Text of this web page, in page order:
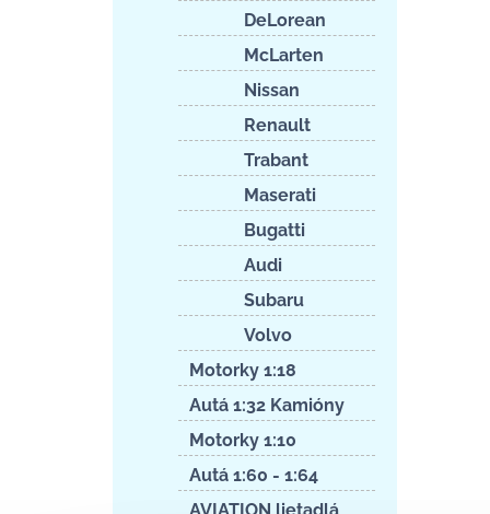
DeLorean
McLarten
Nissan
Renault
Trabant
Maserati
Bugatti
Audi
Subaru
Volvo
Motorky 1:18
Autá 1:32 Kamióny
Motorky 1:10
Autá 1:60 - 1:64